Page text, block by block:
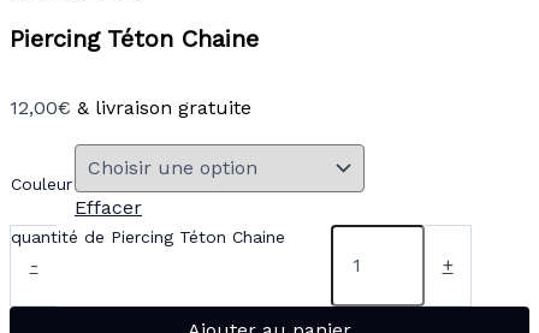
Piercing Téton Chaine
12,00€ & livraison gratuite
Couleur
Effacer
-
quantité de Piercing Téton Chaine
+